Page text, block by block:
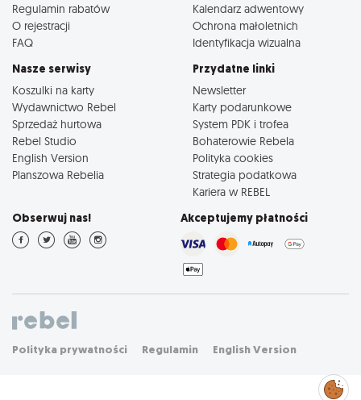
Regulamin rabatów
O rejestracji
FAQ
Kalendarz adwentowy
Ochrona małoletnich
Identyfikacja wizualna
Nasze serwisy
Koszulki na karty
Wydawnictwo Rebel
Sprzedaż hurtowa
Rebel Studio
English Version
Planszowa Rebelia
Przydatne linki
Newsletter
Karty podarunkowe
System PDK i trofea
Bohaterowie Rebela
Polityka cookies
Strategia podatkowa
Kariera w REBEL
Obserwuj nas! Akceptujemy płatności
Polityka prywatności Regulamin English Version
Zarządzaj
preferencjami
cookies